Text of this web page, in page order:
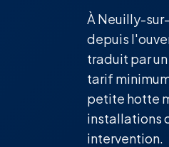
À Neuilly-
depuis
traduit par
tarif
petite hotte
installations
intervention.